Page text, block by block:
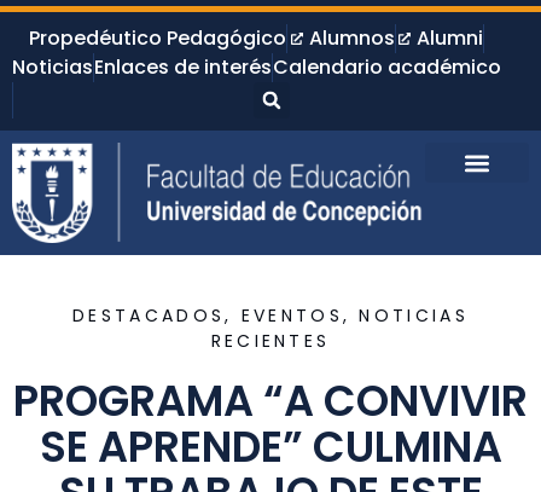
Propedéutico Pedagógico Alumnos
Alumni
NoticiasEnlaces de interésCalendario académico
DESTACADOS, EVENTOS ,NOTICIAS
RECIENTES
PROGRAMA “A CONVIVIR
SE APRENDE” CULMINA